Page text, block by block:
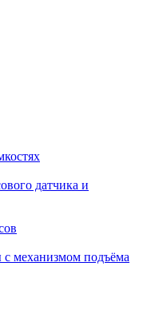
датчика и
механизмом подъёма